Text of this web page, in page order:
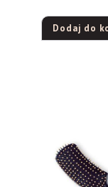
Dodaj do